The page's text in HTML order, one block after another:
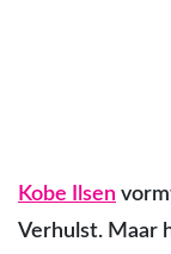
Kobe Ilsen
Verhulst. Maar